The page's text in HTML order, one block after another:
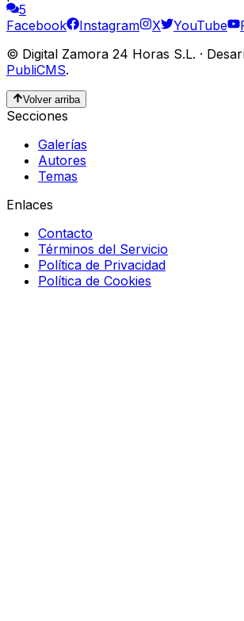
5
Facebook
Instagram X YouTube
© Digital Zamora 24 Horas S.L. ·
PubliCMS.
Volver arriba
Secciones
Galerías
Autores
Temas
Enlaces
Contacto
Términos del Servicio
Política de Privacidad
Política de Cookies